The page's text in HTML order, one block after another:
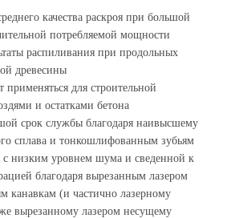
качества раскроя при большой
потребляемой мощности
распиливания при продольных
древесины
для строительной
и остатками бетона
срок службы благодаря наивысшему
сплава и тонкошлифованным зубьям
с низким уровнем шума и сведенной к
благодаря вырезанным лазером
канавкам (и частично лазерному
вырезанному лазером несущему